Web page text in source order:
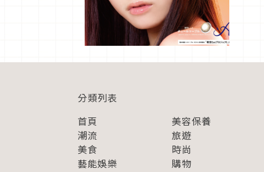
分類列表
首頁
美容保養
潮流
旅遊
美食
時尚
藝能娛樂
購物